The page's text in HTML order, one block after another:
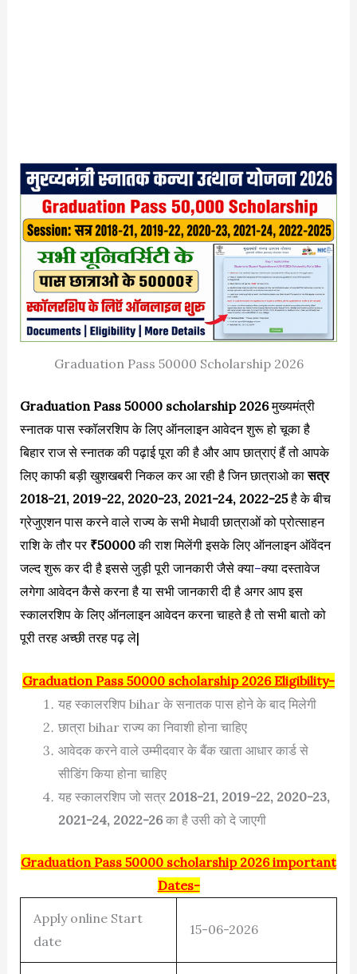
Graduation Pass 50000 Scholarship 2026
Graduation Pass 50000 scholarship 2026मुख्यमंत्री
स्नातक पास स्कॉलरशिप के लिए ऑनलाइन आवेदन शुरू हो चूका है
बिहार राज से स्नातक की पढ़ाई पूरा की है और आप छात्राएं हैं तो आपके
लिए काफी बड़ी खुशखबरी निकल कर आ रही है जिन छात्राओ कासत्र
2018-21, 2019-22, 2020-23, 2021-24, 2022-25है के बीच
ग्रेजुएशन पास करने वाले राज्य के सभी मेधावी छात्राओं को प्रोत्साहन
राशि के तौर पर ₹50000की राश मिलेंगी इसके लिए ऑनलाइन ऑवेंदन
जल्द शुरू कर दी है इससे जुड़ी पूरी जानकारी जैसे क्या–क्या दस्तावेज
लगेगा आवेदन कैसे करना है या सभी जानकारी दी है अगर आप इस
स्कालरशिप के लिए ऑनलाइन आवेदन करना चाहते है तो सभी बातो को
पूरी तरह अच्छी तरह पढ़ ले|
Graduation Pass 50000 scholarship 2026 Eligibility-
यह स्कालरशिप bihar के सनातक पास होने के बाद मिलेगी
छात्रा bihar राज्य का निवाशी होना चाहिए
आवेदक करने वाले उम्मीदवार के बैंक खाता आधार कार्ड से
सीडिंग किया होना चाहिए
यह स्कालरशिप जो सत्र 2018-21, 2019-22, 2020-23,
2021-24, 2022-26का है उसी को दे जाएगी
Graduation Pass 50000 scholarship 2026 important
Dates-
Apply online Start
date
15-06-2026